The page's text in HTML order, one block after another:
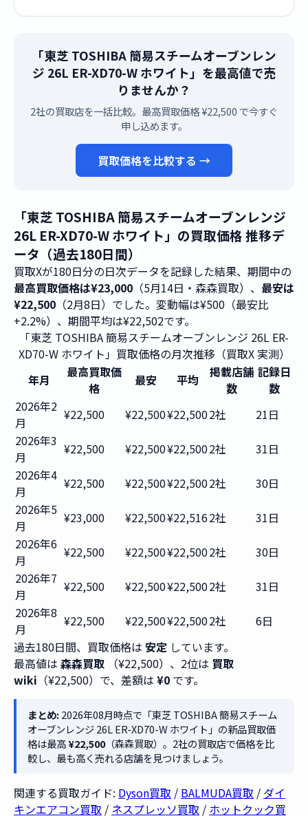
「東芝 TOSHIBA 簡易スチームオーブンレン
ジ 26L ER-XD70-W ホワイト」を最高値で売
りませんか？
2社の買取店を一括比較。最高買取価格 ¥22,500 で今すぐ
申し込めます。
買取価格を比較する →
「東芝 TOSHIBA 簡易スチームオーブンレンジ
26L ER-XD70-W ホワイト」の買取価格 推移デ
ータ（過去180日間）
買取Xが180日分の日次データを記録した結果、期間中の
最高買取価格は¥23,000 （5月14日・森森買取）、 最安は
¥22,500 （2月8日）でした。変動幅は¥500（最安比
+2.2%）、期間平均は¥22,502です。
「東芝 TOSHIBA 簡易スチームオーブンレンジ 26L ER-
XD70-W ホワイト」買取価格の月次推移（買取X 実測）
年月
最高買取価
格
最安 平均
掲載店舗
数
記録日
数
2026年2
月
¥22,500 ¥22,500¥22,5002社
21日
2026年3
月
¥22,500 ¥22,500¥22,5002社
31日
2026年4
月
¥22,500 ¥22,500¥22,5002社
30日
2026年5
月
¥23,000 ¥22,500¥22,5162社
31日
2026年6
月
¥22,500 ¥22,500¥22,5002社
30日
2026年7
月
¥22,500 ¥22,500¥22,5002社
31日
2026年8
月
¥22,500 ¥22,500¥22,5002社
6日
過去180日間、買取価格は 安定 しています。
最高値は 森森買取 （¥22,500）、2位は 買取
wiki （¥22,500）で、差額は ¥0 です。
まとめ:2026年08月時点で「東芝 TOSHIBA 簡易スチーム
オーブンレンジ 26L ER-XD70-W ホワイト」の新品買取価
格は最高¥22,500（森森買取）。2社の買取店で価格を比
較し、最も高く売れる店舗を見つけましょう。
関連する買取ガイド: Dyson買取 / BALMUDA買取 / ダイ
キンエアコン買取 / ネスプレッソ買取 / ホットクック買